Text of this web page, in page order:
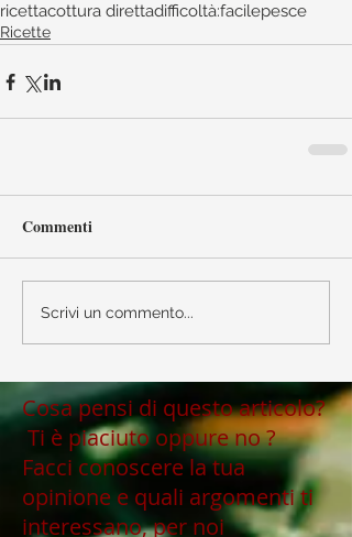
ricettacottura direttadifficoltà:facilepesce
Ricette
Commenti
Scrivi un commento...
Cosa pensi di questo articolo?
Ti è piaciuto oppure no ?
Facci conoscere la tua
opinione e quali argomenti ti
interessano, per noi